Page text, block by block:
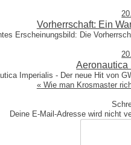
Vorherrschaft: Ein
Erscheinungsbild: Die
Aeronautica
Imperialis - Der neue Hit von
«Wie man Krosmaster
Deine E-Mail-Adresse wird nicht